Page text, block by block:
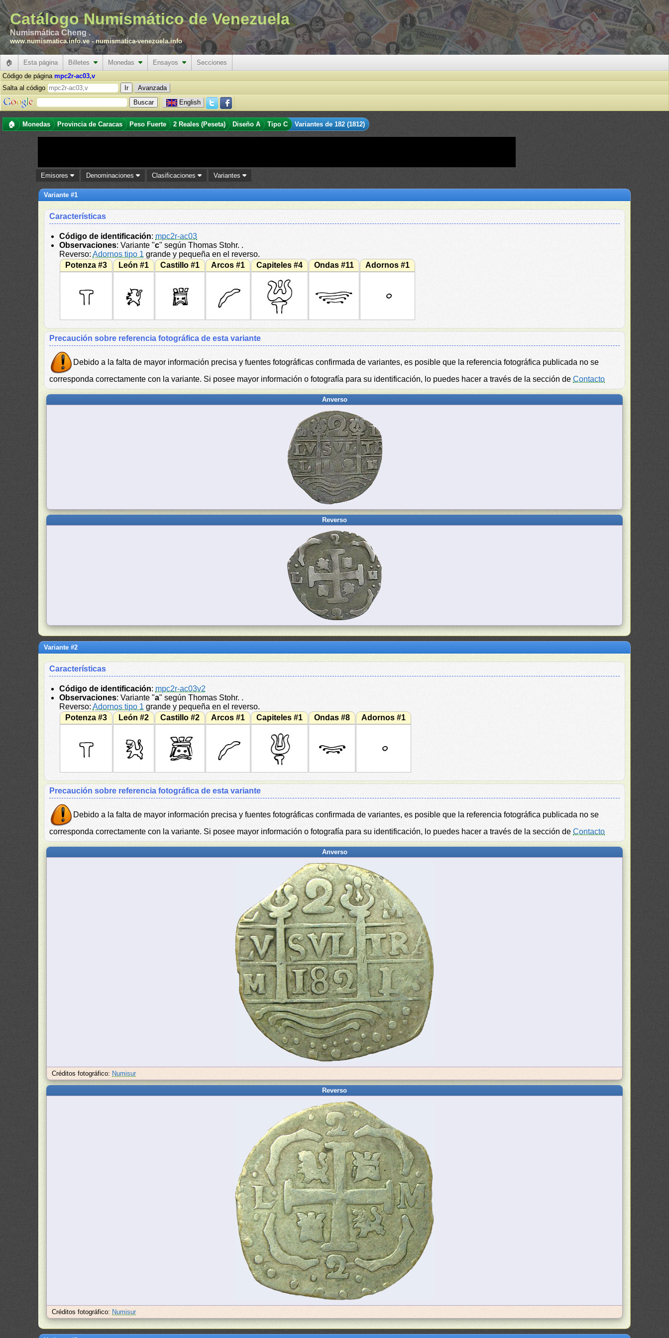
Catálogo Numismático de Venezuela
Numismática Cheng .
www.numismatica.info.ve -numismatica-venezuela.info
🏠 Esta página Billetes Monedas Ensayos
Secciones
Código de página mpc2r-ac03,v
Salta al código
Avanzada
English
🏠 Monedas Provincia de Caracas Peso Fuerte 2 Reales (Peseta) Diseño A Tipo C Variantes de 182 (1812)
Emisores Denominaciones Clasificaciones Variantes
Variante #1
Características
Código de identificación: mpc2r-ac03
Observaciones: Variante "c" según Thomas Stohr. .
Reverso:Adornos tipo 1 grande y pequeña en el reverso.
Potenza #3
León #1 Castillo #1 Arcos #1 Capiteles #4 Ondas #11 Adornos #1
Precaución sobre referencia fotográfica de esta variante
Debido a la falta de mayor información precisa y fuentes fotográficas confirmada de variantes, es posible que la referencia fotográfica publicada no se
corresponda correctamente con la variante. Si posee mayor información o fotografía para su identificación, lo puedes hacer a través de la sección deContacto
Anverso
Reverso
Variante #2
Características
Código de identificación: mpc2r-ac03v2
Observaciones: Variante "a" según Thomas Stohr. .
Reverso:Adornos tipo 1 grande y pequeña en el reverso.
Potenza #3
León #2 Castillo #2 Arcos #1 Capiteles #1 Ondas #8 Adornos #1
Precaución sobre referencia fotográfica de esta variante
Debido a la falta de mayor información precisa y fuentes fotográficas confirmada de variantes, es posible que la referencia fotográfica publicada no se
corresponda correctamente con la variante. Si posee mayor información o fotografía para su identificación, lo puedes hacer a través de la sección deContacto
Anverso
Créditos fotográfico: Numisur
Reverso
Créditos fotográfico: Numisur